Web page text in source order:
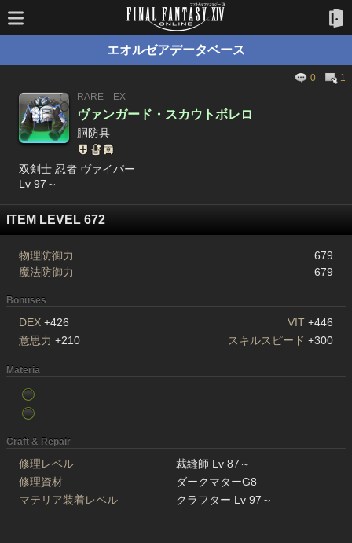
エオルゼアデータベース
0
1
RARE
EX
ヴァンガード・スカウトボレロ
胴防具
双剣士 忍者 ヴァイパー
Lv 97～
ITEM LEVEL 672
物理防御力
679
魔法防御力
679
Bonuses
DEX +426 VIT +446
意思力 +210 スキルスピード +300
Materia
Craft & Repair
修理レベル
裁縫師 Lv 87～
修理資材
ダークマターG8
マテリア装着レベル
クラフター Lv 97～